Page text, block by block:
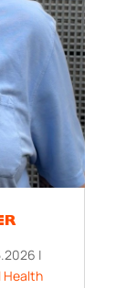
|
Health